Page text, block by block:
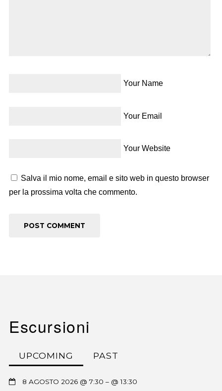
Your Name
Your Email
Your Website
Salva il mio nome, email e sito web in questo browser
per la prossima volta che commento.
Escursioni
UPCOMING PAST
8 AGOSTO 2026 @ 7:30 – @ 13:30